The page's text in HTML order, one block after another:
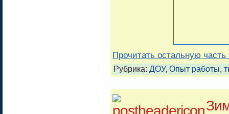
Прочитать остальную часть
Рубрика: ДОУ, Опыт работы,